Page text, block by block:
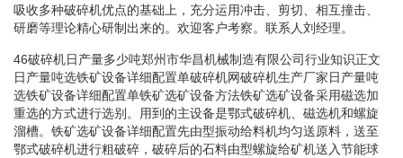
吸收多种破碎机优点的基础上，充分运用冲击、剪切、相互撞击、
研磨等理论精心研制出来的。欢迎客户考察。联系人刘经理。
46破碎机日产量多少吨郑州市华昌机械制造有限公司行业知识正文
日产量吨选铁矿设备详细配置单破碎机网破碎机生产厂家日产量吨
选铁矿设备详细配置单铁矿选矿设备方法铁矿选矿设备采用磁选加
重选的方式进行选别。用到的主设备是鄂式破碎机、磁选机和螺旋
溜槽。铁矿选矿设备详细配置先由型振动给料机均匀送原料，送至
鄂式破碎机进行粗破碎，破碎后的石料由型螺旋给矿机送入节能球